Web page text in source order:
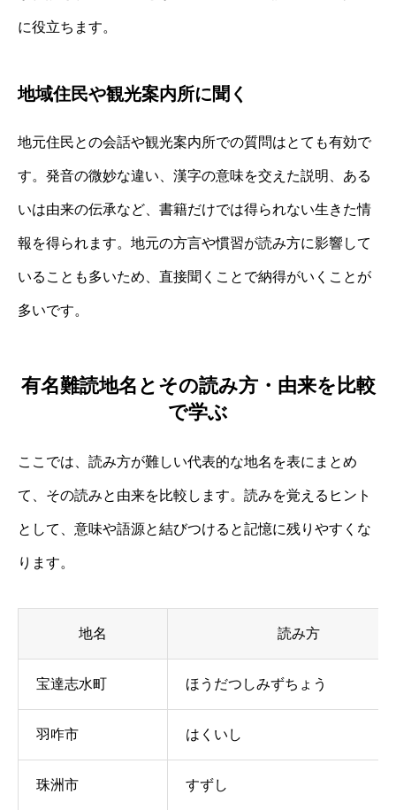
に役立ちます。
地域住民や観光案内所に聞く
地元住民との会話や観光案内所での質問はとても有効で
す。発音の微妙な違い、漢字の意味を交えた説明、ある
いは由来の伝承など、書籍だけでは得られない生きた情
報を得られます。地元の方言や慣習が読み方に影響して
いることも多いため、直接聞くことで納得がいくことが
多いです。
有名難読地名とその読み方・由来を比較
で学ぶ
ここでは、読み方が難しい代表的な地名を表にまとめ
て、その読みと由来を比較します。読みを覚えるヒント
として、意味や語源と結びつけると記憶に残りやすくな
ります。
地名 読み方
宝達志水町 ほうだつしみずちょう
羽咋市 はくいし
珠洲市 すずし